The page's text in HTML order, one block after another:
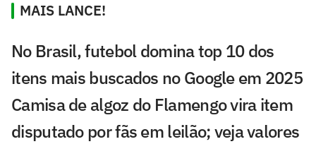
MAIS LANCE!
No Brasil, futebol domina top 10 dos
itens mais buscados no Google em 2025
Camisa de algoz do Flamengo vira item
disputado por fãs em leilão; veja valores